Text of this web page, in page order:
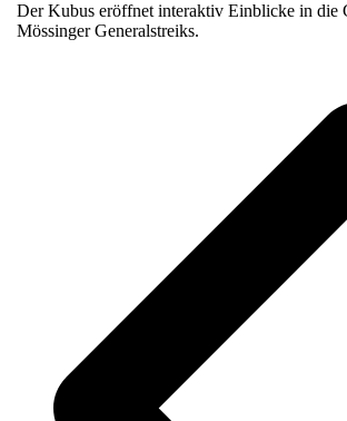
Der Kubus eröffnet interaktiv Einblicke in die
Mössinger Generalstreiks.